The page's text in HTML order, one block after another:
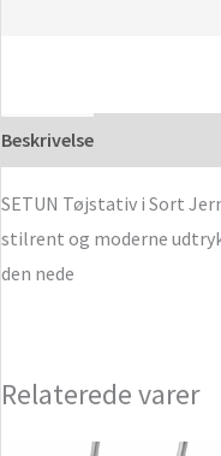
Beskrivelse
SETUN Tøjstativ i Sort
stilrent og moderne
den nede
Relaterede varer